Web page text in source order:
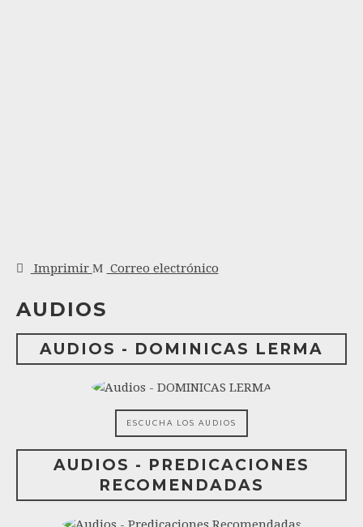
Imprimir Correo electrónico
AUDIOS
AUDIOS - DOMINICAS LERMA
ESCUCHA LOS AUDIOS
AUDIOS - PREDICACIONES
RECOMENDADAS